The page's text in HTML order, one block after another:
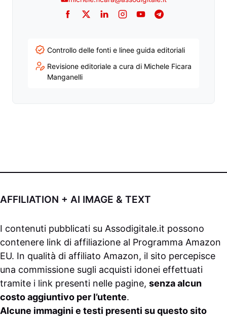
Facebook
TwitterLinkedInInstagram
YouTubeTelegram
Controllo delle fonti e linee guida editoriali
Revisione editoriale a cura di Michele Ficara
Manganelli
AFFILIATION + AI IMAGE & TEXT
I contenuti pubblicati su Assodigitale.it possono
contenere link di affiliazione al Programma Amazon
EU. In qualità di affiliato Amazon, il sito percepisce
una commissione sugli acquisti idonei effettuati
tramite i link presenti nelle pagine, senza alcun
costo aggiuntivo per l’utente.
Alcune immagini e testi presenti su questo sito